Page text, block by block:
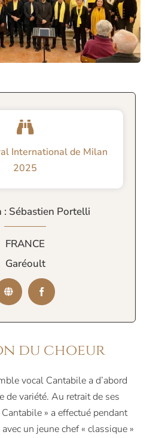
du choeur
vocal Cantabile a d’abord
de variété. Au retrait de ses
» a effectué pendant
un jeune chef « classique »
International de Milan
2025
: Sébastien Portelli
FRANCE
Garéoult